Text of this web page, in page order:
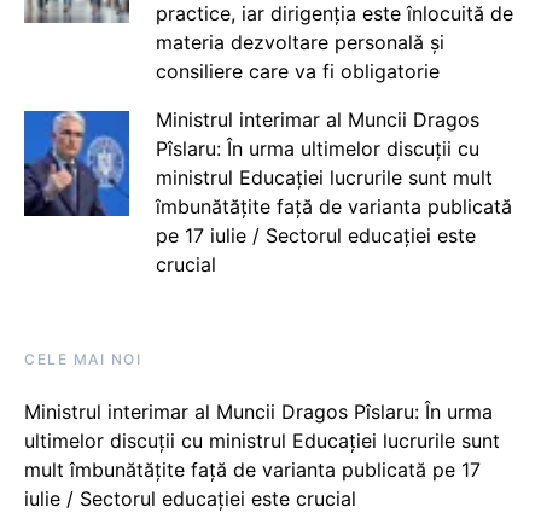
practice, iar dirigenția este înlocuită de
materia dezvoltare personală și
consiliere care va fi obligatorie
Ministrul interimar al Muncii Dragos
Pîslaru: În urma ultimelor discuții cu
ministrul Educației lucrurile sunt mult
îmbunătățite față de varianta publicată
pe 17 iulie / Sectorul educației este
crucial
CELE MAI NOI
Ministrul interimar al Muncii Dragos Pîslaru: În urma
ultimelor discuții cu ministrul Educației lucrurile sunt
mult îmbunătățite față de varianta publicată pe 17
iulie / Sectorul educației este crucial